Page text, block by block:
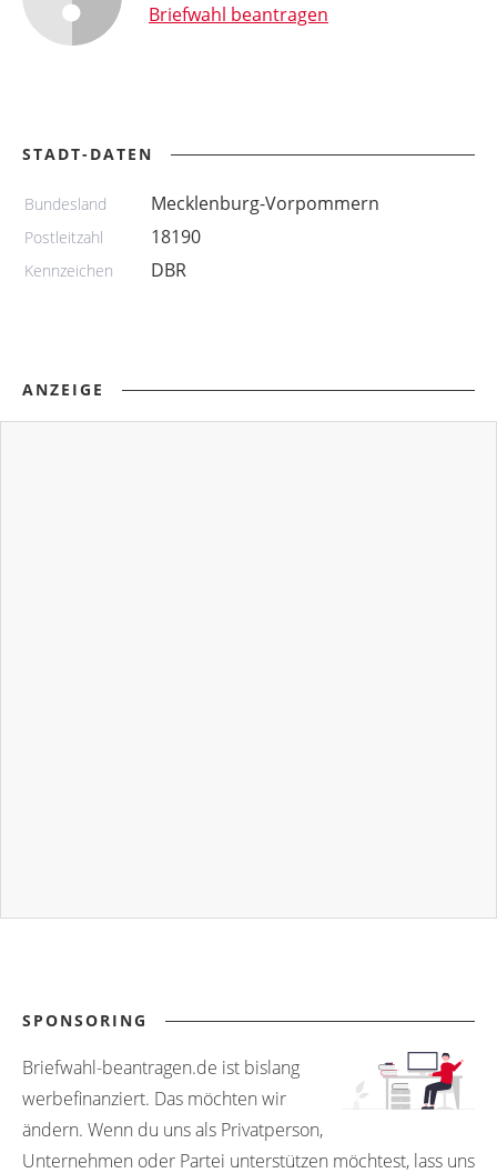
Briefwahl beantragen
STADT-DATEN
Bundesland Mecklenburg-Vorpommern
Postleitzahl 18190
Kennzeichen DBR
ANZEIGE
SPONSORING
Briefwahl-beantragen.de ist bislang
werbefinanziert. Das möchten wir
ändern. Wenn du uns als Privatperson,
Unternehmen oder Partei unterstützen möchtest, lass uns